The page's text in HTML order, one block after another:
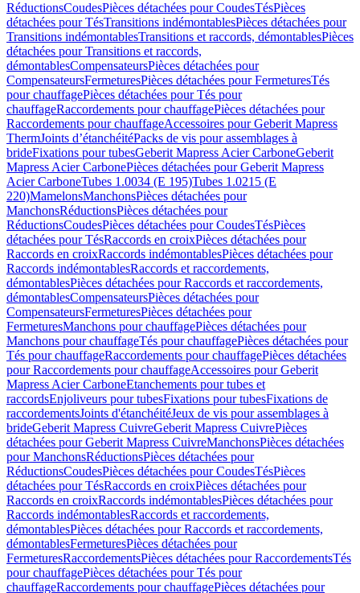
RéductionsCoudesPièces détachées pour CoudesTésPièces
détachées pour TésTransitions indémontablesPièces détachées pour
Transitions indémontablesTransitions et raccords, démontablesPièces
détachées pour Transitions et raccords,
démontablesCompensateursPièces détachées pour
CompensateursFermeturesPièces détachées pour FermeturesTés
pour chauffagePièces détachées pour Tés pour
chauffageRaccordements pour chauffagePièces détachées pour
Raccordements pour chauffageAccessoires pour Geberit Mapress
ThermJoints d’étanchéitéPacks de vis pour assemblages à
brideFixations pour tubesGeberit Mapress Acier CarboneGeberit
Mapress Acier CarbonePièces détachées pour Geberit Mapress
Acier CarboneTubes 1.0034 (E 195)Tubes 1.0215 (E
220)MamelonsManchonsPièces détachées pour
ManchonsRéductionsPièces détachées pour
RéductionsCoudesPièces détachées pour CoudesTésPièces
détachées pour TésRaccords en croixPièces détachées pour
Raccords en croixRaccords indémontablesPièces détachées pour
Raccords indémontablesRaccords et raccordements,
démontablesPièces détachées pour Raccords et raccordements,
démontablesCompensateursPièces détachées pour
CompensateursFermeturesPièces détachées pour
FermeturesManchons pour chauffagePièces détachées pour
Manchons pour chauffageTés pour chauffagePièces détachées pour
Tés pour chauffageRaccordements pour chauffagePièces détachées
pour Raccordements pour chauffageAccessoires pour Geberit
Mapress Acier CarboneEtanchements pour tubes et
raccordsEnjoliveurs pour tubesFixations pour tubesFixations de
raccordementsJoints d'étanchéitéJeux de vis pour assemblages à
brideGeberit Mapress CuivreGeberit Mapress CuivrePièces
détachées pour Geberit Mapress CuivreManchonsPièces détachées
pour ManchonsRéductionsPièces détachées pour
RéductionsCoudesPièces détachées pour CoudesTésPièces
détachées pour TésRaccords en croixPièces détachées pour
Raccords en croixRaccords indémontablesPièces détachées pour
Raccords indémontablesRaccords et raccordements,
démontablesPièces détachées pour Raccords et raccordements,
démontablesFermeturesPièces détachées pour
FermeturesRaccordementsPièces détachées pour RaccordementsTés
pour chauffagePièces détachées pour Tés pour
chauffageRaccordements pour chauffagePièces détachées pour